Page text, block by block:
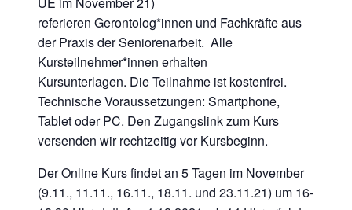
referieren Gerontolog*innen und Fachkräfte aus
der Praxis der Seniorenarbeit. Alle
Kursteilnehmer*innen erhalten
Kursunterlagen. Die Teilnahme ist kostenfrei.
Technische Voraussetzungen: Smartphone,
Tablet oder PC. Den Zugangslink zum Kurs
versenden wir rechtzeitig vor Kursbeginn.
Der Online Kurs findet an 5 Tagen im November
(9.11., 11.11., 16.11., 18.11. und 23.11.21) um 16-